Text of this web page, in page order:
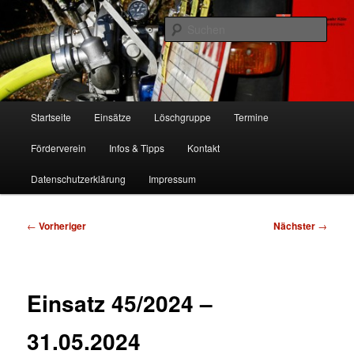
Zum
primären
Inhalt
springenFF Köln, LG RD
Freiwillige Feuerwehr Köln, Löschgruppe Rodenkirchen
Startseite Einsätze Löschgruppe Termine
Förderverein Infos & Tipps Kontakt
Datenschutzerklärung Impressum
Beitragsnavigation
← Vorheriger Nächster →
Einsatz 45/2024 –
31.05.2024